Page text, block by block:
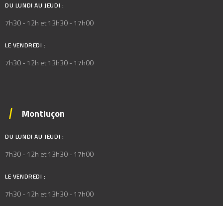
DU LUNDI AU JEUDI :
7h30 - 12h et 13h30 - 17h00
LE VENDREDI :
7h30 - 12h et 13h30 - 17h00
Montluçon
DU LUNDI AU JEUDI :
7h30 - 12h et 13h30 - 17h00
LE VENDREDI :
7h30 - 12h et 13h30 - 17h00